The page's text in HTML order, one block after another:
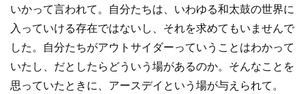
いかって言われて。自分たちは、いわゆる和太鼓の世界に
入っていける存在ではないし、それを求めてもいませんで
した。自分たちがアウトサイダーっていうことはわかって
いたし、だとしたらどういう場があるのか。そんなことを
思っていたときに、アースデイという場が与えられて。